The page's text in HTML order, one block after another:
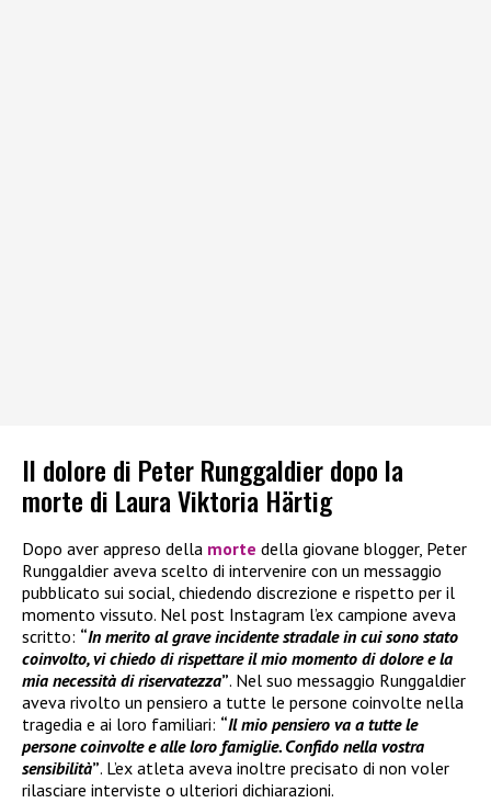
Il dolore di Peter Runggaldier dopo la
morte di Laura Viktoria Härtig
Dopo aver appreso della morte della giovane blogger, Peter
Runggaldier aveva scelto di intervenire con un messaggio
pubblicato sui social, chiedendo discrezione e rispetto per il
momento vissuto. Nel post Instagram l’ex campione aveva
scritto: “In merito al grave incidente stradale in cui sono stato
coinvolto, vi chiedo di rispettare il mio momento di dolore e la
mia necessità di riservatezza”. Nel suo messaggio Runggaldier
aveva rivolto un pensiero a tutte le persone coinvolte nella
tragedia e ai loro familiari: “Il mio pensiero va a tutte le
persone coinvolte e alle loro famiglie. Confido nella vostra
sensibilità”. L’ex atleta aveva inoltre precisato di non voler
rilasciare interviste o ulteriori dichiarazioni.